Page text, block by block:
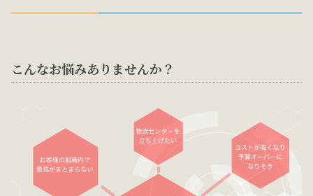
こんなお悩みありませんか？